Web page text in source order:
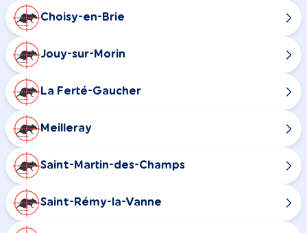
Choisy-en-Brie
Jouy-sur-Morin
La Ferté-Gaucher
Meilleray
Saint-Martin-des-Champs
Saint-Rémy-la-Vanne